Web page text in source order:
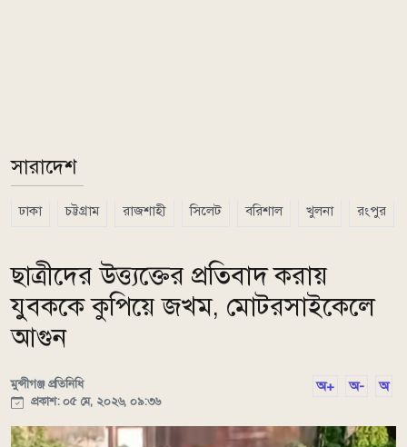
সারাদেশ
ঢাকা চট্টগ্রাম রাজশাহী সিলেট বরিশাল খুলনা রংপুর
ছাত্রীদের উত্ত্যক্তের প্রতিবাদ করায়
যুবককে কুপিয়ে জখম, মোটরসাইকেলে
আগুন
মুন্সীগঞ্জ প্রতিনিধি
প্রকাশ: ০৫ মে, ২০২৬, ০৯:৩৬
অ+ অ- অ